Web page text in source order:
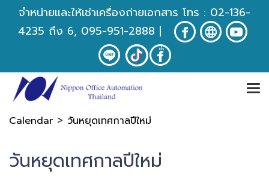
จำหน่ายและให้เช่าเครื่องถ่ายเอกสาร โทร : 02-136-
4235 ถึง 6, 095-951-2888 |
Calendar > วันหยุดเทศกาลปีใหม่
วันหยุดเทศกาลปีใหม่